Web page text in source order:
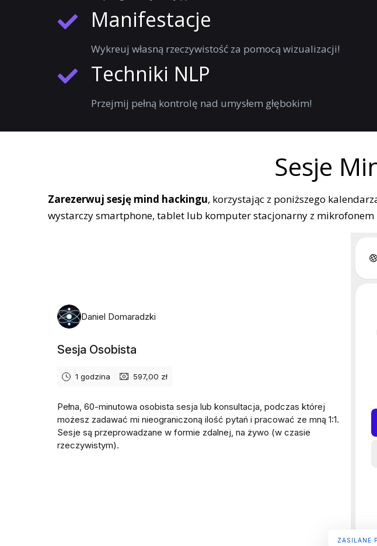
Manifestacje
Wykreuj własną rzeczywistość za pomocą wizualizacji!
Techniki NLP
Przejmij pełną kontrolę nad umysłem głębokim!
Sesje
Zarezerwuj sesję mind hackingu, korzystając z poniższego
wystarczy smartphone, tablet lub komputer stacjonarny z mikrofonem